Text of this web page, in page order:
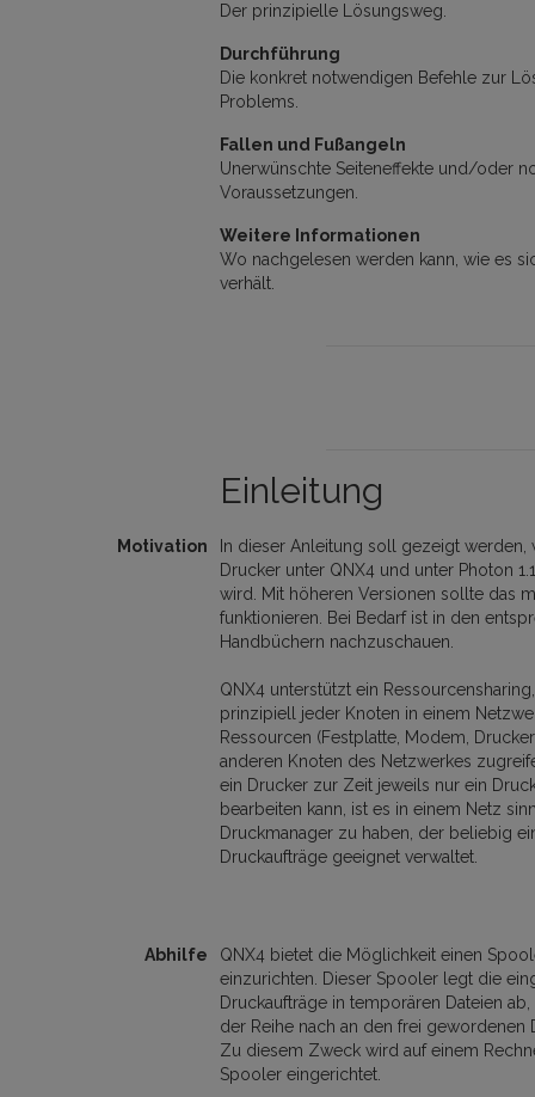
Der prinzipielle Lösungsweg.
Durchführung
Die konkret notwendigen Befehle zur
Problems.
Fallen und Fußangeln
Unerwünschte Seiteneffekte und/oder
Voraussetzungen.
Weitere Informationen
Wo nachgelesen werden kann, wie es
verhält.
Einleitung
Motivation
In dieser Anleitung soll gezeigt werden,
Drucker unter QNX4 und unter Photon
wird. Mit höheren Versionen sollte das
funktionieren. Bei Bedarf ist in den
Handbüchern nachzuschauen.
QNX4 unterstützt ein
prinzipiell jeder Knoten in einem
Ressourcen (Festplatte, Modem,
anderen Knoten des Netzwerkes
ein Drucker zur Zeit jeweils nur ein
bearbeiten kann, ist es in einem Netz
Druckmanager zu haben, der beliebig
Druckaufträge geeignet verwaltet.
Abhilfe
QNX4 bietet die Möglichkeit einen
einzurichten. Dieser Spooler legt die
Druckaufträge in temporären Dateien
der Reihe nach an den frei gewordenen
Zu diesem Zweck wird auf einem
Spooler eingerichtet.